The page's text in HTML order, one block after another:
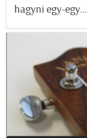
hagyni egy-egy...